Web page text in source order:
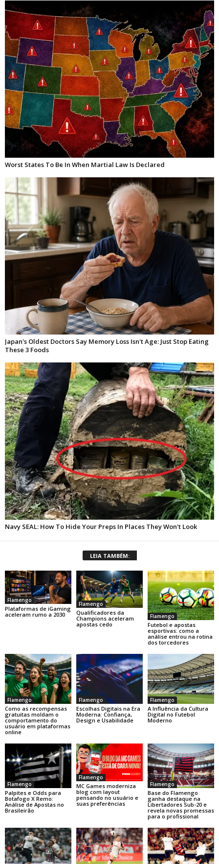
LEIA TAMBÉM:
Flamengo
Plataformas de iGaming
aceleram rumo a 2030
Flamengo
Qualificadores da
Champions aceleram
apostas cedo
Flamengo
Futebol e apostas
esportivas: como a
análise entrou na rotina
dos torcedores
Flamengo
Como as recompensas
gratuitas moldam o
comportamento do
usuário em plataformas
online
Flamengo
Escolhas Digitais na Era
Moderna: Confiança,
Design e Usabilidade
Flamengo
A Influência da Cultura
Digital no Futebol
Moderno
Flamengo
Palpites e Odds para
Botafogo X Remo:
Análise de Apostas no
Brasileirão
Flamengo
MC Games moderniza
blog com layout
pensando no usuário e
suas preferências
Flamengo
Base do Flamengo
ganha destaque na
Libertadores Sub-20 e
revela novas promessas
para o profissional